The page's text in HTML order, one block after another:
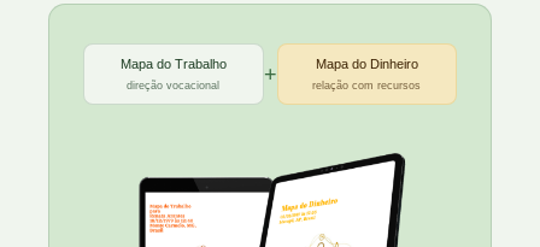
Mapa do Trabalho
direção vocacional + Mapa do Dinheiro
relação com recursos